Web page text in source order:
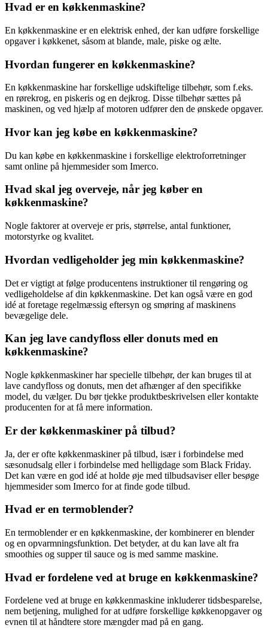
Hvad er en køkkenmaskine?
En køkkenmaskine er en elektrisk enhed, der kan udføre forskellige
opgaver i køkkenet, såsom at blande, male, piske og ælte.
Hvordan fungerer en køkkenmaskine?
En køkkenmaskine har forskellige udskiftelige tilbehør, som f.eks.
en rørekrog, en piskeris og en dejkrog. Disse tilbehør sættes på
maskinen, og ved hjælp af motoren udfører den de ønskede opgaver.
Hvor kan jeg købe en køkkenmaskine?
Du kan købe en køkkenmaskine i forskellige elektroforretninger
samt online på hjemmesider som Imerco.
Hvad skal jeg overveje, når jeg køber en
køkkenmaskine?
Nogle faktorer at overveje er pris, størrelse, antal funktioner,
motorstyrke og kvalitet.
Hvordan vedligeholder jeg min køkkenmaskine?
Det er vigtigt at følge producentens instruktioner til rengøring og
vedligeholdelse af din køkkenmaskine. Det kan også være en god
idé at foretage regelmæssig eftersyn og smøring af maskinens
bevægelige dele.
Kan jeg lave candyfloss eller donuts med en
køkkenmaskine?
Nogle køkkenmaskiner har specielle tilbehør, der kan bruges til at
lave candyfloss og donuts, men det afhænger af den specifikke
model, du vælger. Du bør tjekke produktbeskrivelsen eller kontakte
producenten for at få mere information.
Er der køkkenmaskiner på tilbud?
Ja, der er ofte køkkenmaskiner på tilbud, især i forbindelse med
sæsonudsalg eller i forbindelse med helligdage som Black Friday.
Det kan være en god idé at holde øje med tilbudsaviser eller besøge
hjemmesider som Imerco for at finde gode tilbud.
Hvad er en termoblender?
En termoblender er en køkkenmaskine, der kombinerer en blender
og en opvarmningsfunktion. Det betyder, at du kan lave alt fra
smoothies og supper til sauce og is med samme maskine.
Hvad er fordelene ved at bruge en køkkenmaskine?
Fordelene ved at bruge en køkkenmaskine inkluderer tidsbesparelse,
nem betjening, mulighed for at udføre forskellige køkkenopgaver og
evnen til at håndtere store mængder mad på en gang.